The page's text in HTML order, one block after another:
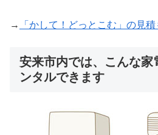
→ 「かして！どっとこむ」の見
安来市内では、こんな家
ンタルできます